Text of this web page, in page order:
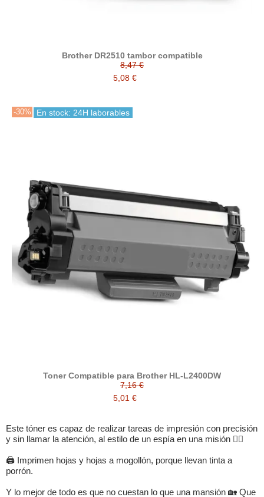
Brother DR2510 tambor compatible
8,47 €
5,08 €
-30% En stock: 24H laborables
Toner Compatible para Brother HL-L2400DW
7,16 €
5,01 €
Este tóner es capaz de realizar tareas de impresión con precisión
y sin llamar la atención, al estilo de un espía en una misión 🕵️‍♂️
🖨️ Imprimen hojas y hojas a mogollón, porque llevan tinta a
porrón.
Y lo mejor de todo es que no cuestan lo que una mansión 🏡 Que